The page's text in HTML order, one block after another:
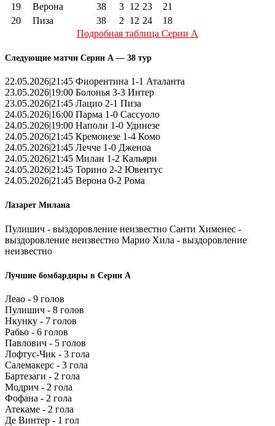
19
Верона 38 3 12 23
21
20
Пиза 38 2 12 24
18
Подробная таблица Серии А
Следующие матчи Серии А — 38 тур
22.05.2026|21:45 Фиорентина 1-1 Аталанта
23.05.2026|19:00 Болонья 3-3 Интер
23.05.2026|21:45 Лацио 2-1 Пиза
24.05.2026|16:00 Парма 1-0 Сассуоло
24.05.2026|19:00 Наполи 1-0 Удинезе
24.05.2026|21:45 Кремонезе 1-4 Комо
24.05.2026|21:45 Лечче 1-0 Дженоа
24.05.2026|21:45 Милан 1-2 Кальяри
24.05.2026|21:45 Торино 2-2 Ювентус
24.05.2026|21:45 Верона 0-2 Рома
Лазарет Милана
Пулишич - выздоровление неизвестно Санти Хименес -
выздоровление неизвестно Марио Хила - выздоровление
неизвестно
Лучшие бомбардиры в Серии А
Леао - 9 голов
Пулишич - 8 голов
Нкунку - 7 голов
Рабьо - 6 голов
Павлович - 5 голов
Лофтус-Чик - 3 гола
Салемакерс - 3 гола
Бартезаги - 2 гола
Модрич - 2 гола
Фофана - 2 гола
Атекаме - 2 гола
Де Винтер - 1 гол